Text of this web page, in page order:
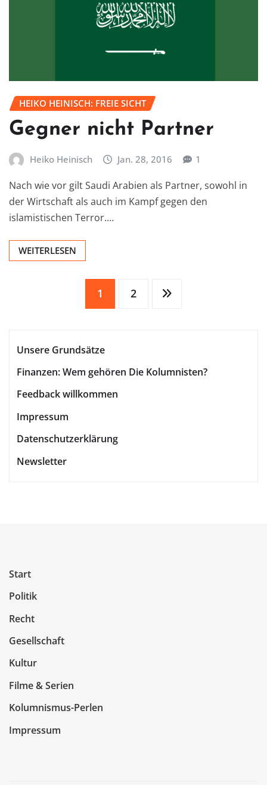
HEIKO HEINISCH: FREIE SICHT
Gegner nicht Partner
Heiko Heinisch Jan. 28, 2016 1
Nach wie vor gilt Saudi Arabien als Partner, sowohl in
der Wirtschaft als auch im Kampf gegen den
islamistischen Terror.…
WEITERLESEN
Seitennummerierung
Beiträge
1 2
Unsere Grundsätze
Finanzen: Wem gehören Die Kolumnisten?
Feedback willkommen
Impressum
Datenschutzerklärung
Newsletter
Start
Politik
Recht
Gesellschaft
Kultur
Filme & Serien
Kolumnismus-Perlen
Impressum